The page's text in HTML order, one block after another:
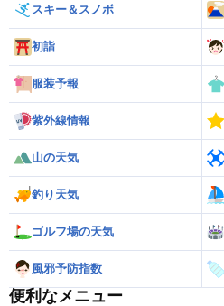
スキー＆スノボ
初詣
服装予報
紫外線情報
山の天気
釣り天気
ゴルフ場の天気
風邪予防指数
便利なメニュー